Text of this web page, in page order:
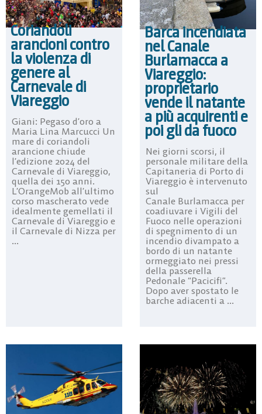
Coriandoli
arancioni contro
la violenza di
genere al
Carnevale di
Viareggio
Giani: Pegaso d’oro a
Maria Lina Marcucci Un
mare di coriandoli
arancione chiude
l’edizione 2024 del
Carnevale di Viareggio,
quella dei 150 anni.
L’OrangeMob all’ultimo
corso mascherato vede
idealmente gemellati il
Carnevale di Viareggio e
il Carnevale di Nizza per
...
Barca incendiata
nel Canale
Burlamacca a
Viareggio:
proprietario
vende il natante
a più acquirenti e
poi gli da fuoco
Nei giorni scorsi, il
personale militare della
Capitaneria di Porto di
Viareggio è intervenuto
sul
Canale Burlamacca per
coadiuvare i Vigili del
Fuoco nelle operazioni
di spegnimento di un
incendio divampato a
bordo di un natante
ormeggiato nei pressi
della passerella
Pedonale “Pacicifi”.
Dopo aver spostato le
barche adiacenti a ...